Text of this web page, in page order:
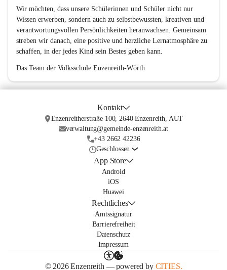
Wir möchten, dass unsere Schülerinnen und Schüler nicht nur
Wissen erwerben, sondern auch zu selbstbewussten, kreativen und
verantwortungsvollen Persönlichkeiten heranwachsen. Gemeinsam
streben wir danach, eine positive und herzliche Lernatmosphäre zu
schaffen, in der jedes Kind sein Bestes geben kann.
Das Team der Volksschule Enzenreith-Wörth
Kontakt
Enzenreitherstraße 100, 2640 Enzenreith, AUT
verwaltung@gemeinde-enzenreith.at
+43 2662 42236
Geschlossen
App Store
Android
iOS
Huawei
Rechtliches
Amtssignatur
Barrierefreiheit
Datenschutz
Impressum
© 2026 Enzenreith — powered by CITIES.